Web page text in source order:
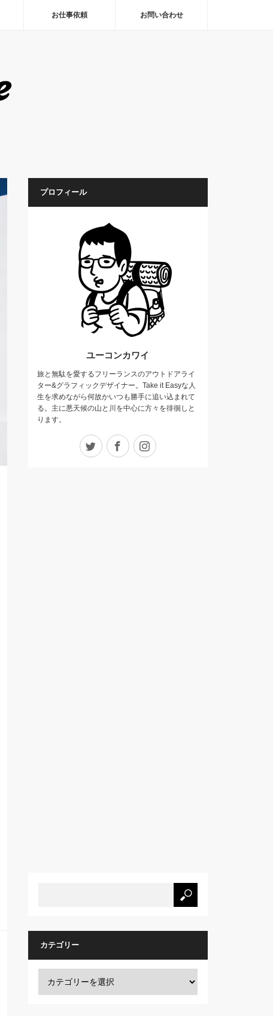
お仕事依頼 お問い合わせ
プロフィール
ユーコンカワイ
旅と無駄を愛するフリーランスのアウトドアライ
ター&グラフィックデザイナー。Take it Easyな人
生を求めながら何故かいつも勝手に追い込まれて
る。主に悪天候の山と川を中心に方々を徘徊しと
ります。
Twitter Facebook
カテゴリー